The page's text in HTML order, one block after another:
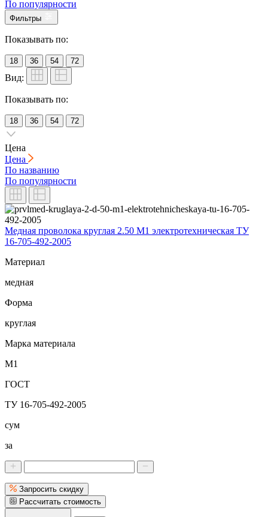
По популярности
Фильтры
Показывать по:
18 36 54 72
Вид:
Показывать по:
18 36 54 72
Цена
Цена
По названию
По популярности
Медная проволока круглая 2.50 М1 электротехническая ТУ
16-705-492-2005
Материал
медная
Форма
круглая
Марка материала
М1
ГОСТ
ТУ 16-705-492-2005
сум
за
Запросить скидку
Рассчитать стоимость